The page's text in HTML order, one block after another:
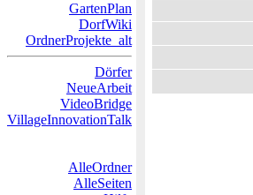
GartenPlan
DorfWiki
OrdnerProjekte_alt
Dörfer
NeueArbeit
VideoBridge
VillageInnovationTalk
AlleOrdner
AlleSeiten